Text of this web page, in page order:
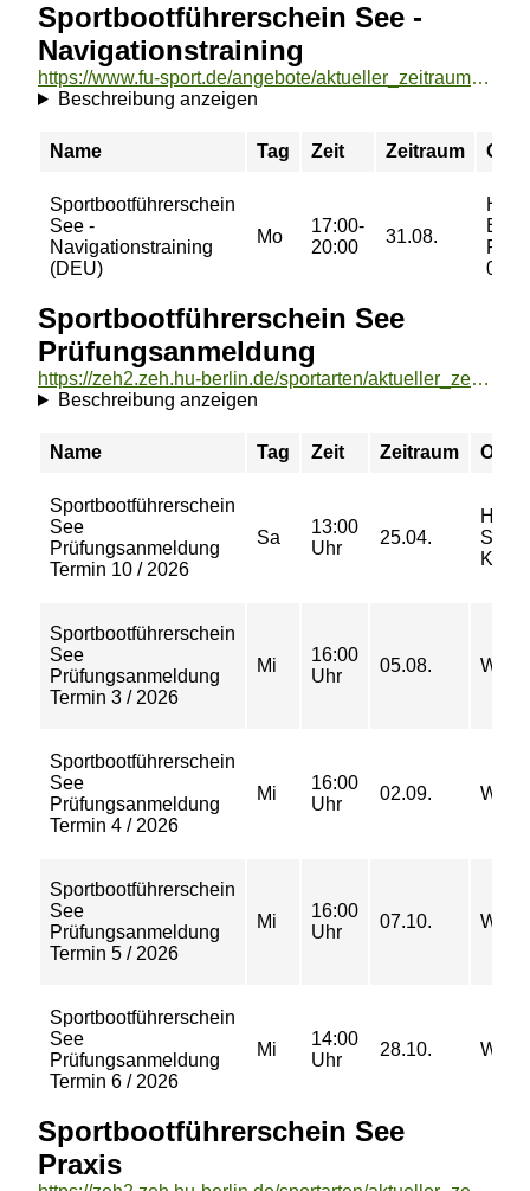
Sportbootführerschein See -
Navigationstraining
https://www.fu-sport.de/angebote/aktueller_zeitraum/_Sportbootfuehrerschein_See_-_Navigationstraining.html
Beschreibung anzeigen
Name Tag Zeit Zeitraum Ort
Sportbootführerschein
See -
Navigationstraining
(DEU)
Mo
17:00-
20:00
31.08.
EG,
Sportbootführerschein See
Prüfungsanmeldung
https://zeh2.zeh.hu-berlin.de/sportarten/aktueller_zeitraum/_Sportbootfuehrerschein_See_Pruefungsanmeldung.html
Beschreibung anzeigen
Name Tag Zeit Zeitraum Ort
Sportbootführerschein
See
Prüfungsanmeldung
Termin 10 / 2026
Sa
13:00
Uhr
25.04.
Hotel
Sportbootführerschein
See
Prüfungsanmeldung
Termin 3 / 2026
Mi
16:00
Uhr
05.08. WSZ
Sportbootführerschein
See
Prüfungsanmeldung
Termin 4 / 2026
Mi
16:00
Uhr
02.09. WSZ
Sportbootführerschein
See
Prüfungsanmeldung
Termin 5 / 2026
Mi
16:00
Uhr
07.10. WSZ
Sportbootführerschein
See
Prüfungsanmeldung
Termin 6 / 2026
Mi
14:00
Uhr
28.10. WSZ
Sportbootführerschein See
Praxis